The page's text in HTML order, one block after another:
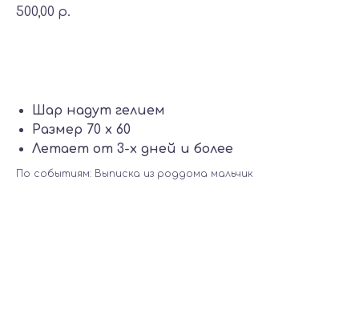
500,00 р.
Шар надут гелием
Размер 70 х 60
Летает от 3-х дней и более
По событиям: Выписка из роддома мальчик